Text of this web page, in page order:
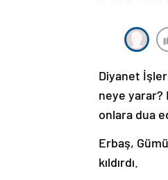
Diyanet
neye yarar?
onlara dua
Erbaş,
kıldırdı.